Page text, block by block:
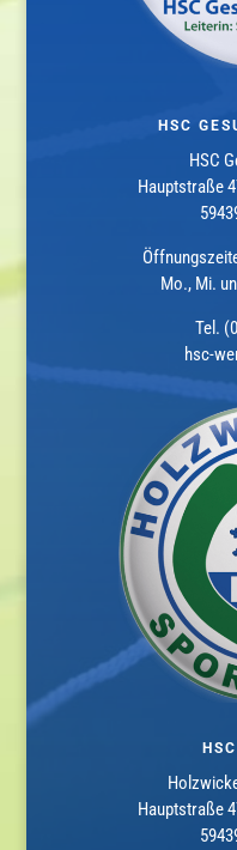
HSC
HSC
Hauptstraße
Mo., Mi.
Tel.
hsc-
Hauptstraße